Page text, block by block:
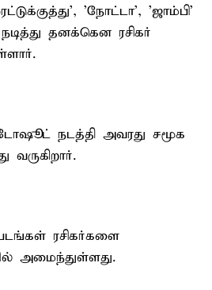
'நோட்டா', 'ஜாம்பி'
தனக்கென ரசிகர்
நடத்தி அவரது சமூக
வருகிறார்.
ரசிகர்களை
அமைந்துள்ளது.